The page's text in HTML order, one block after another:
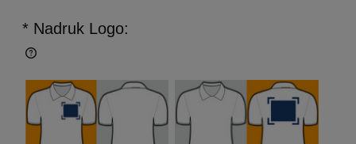
* Nadruk Logo: